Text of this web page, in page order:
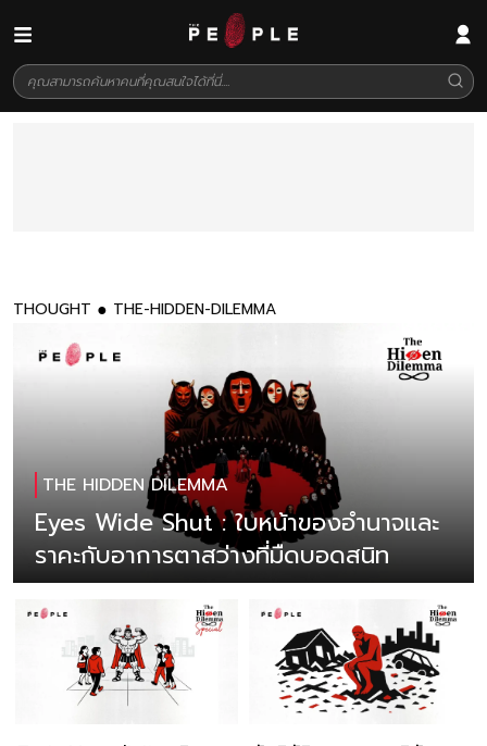
THOUGHT THE-HIDDEN-DILEMMA
THE HIDDEN DILEMMA
Eyes Wide Shut : ใบหน้าของอำนาจและ
ราคะกับอาการตาสว่างที่มืดบอดสนิท